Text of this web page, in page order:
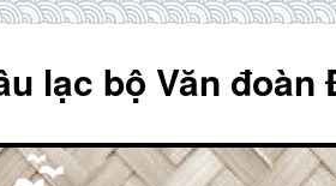
lạc bộ Văn